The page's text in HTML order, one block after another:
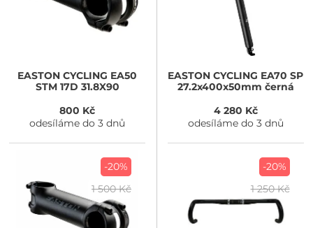
EASTON CYCLING EA50
STM 17D 31.8X90
800 Kč
odesíláme do 3 dnů
EASTON CYCLING EA70 SP
27.2x400x50mm černá
4 280 Kč
odesíláme do 3 dnů
-20%
1 500 Kč
-20%
1 250 Kč